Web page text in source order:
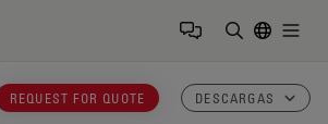
Logo
REQUEST FOR QUOTE DESCARGAS